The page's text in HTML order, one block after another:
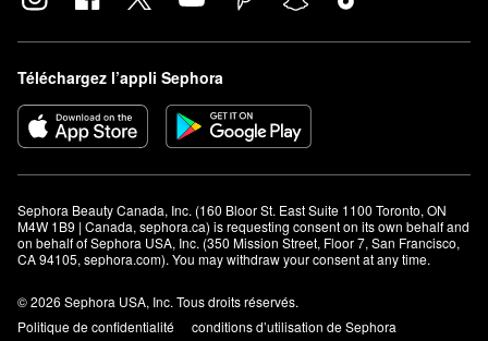
Téléchargez l’appli Sephora
Sephora Beauty Canada, Inc. (160 Bloor St. East Suite 1100 Toronto, ON
M4W 1B9 | Canada, sephora.ca) is requesting consent on its own behalf and
on behalf of Sephora USA, Inc. (350 Mission Street, Floor 7, San Francisco,
CA 94105, sephora.com). You may withdraw your consent at any time.
© 2026 Sephora USA, Inc. Tous droits réservés.
Politique de confidentialité
conditions d’utilisation de Sephora